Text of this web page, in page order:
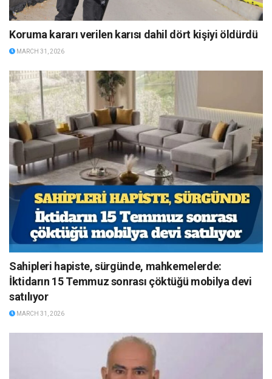
Koruma kararı verilen karısı dahil dört kişiyi öldürdü
MARCH 31, 2026
Sahipleri hapiste, sürgünde, mahkemelerde:
İktidarın 15 Temmuz sonrası çöktüğü mobilya devi
satılıyor
MARCH 31, 2026